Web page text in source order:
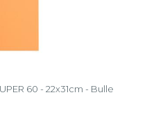
60 - 22x31cm - Bulle